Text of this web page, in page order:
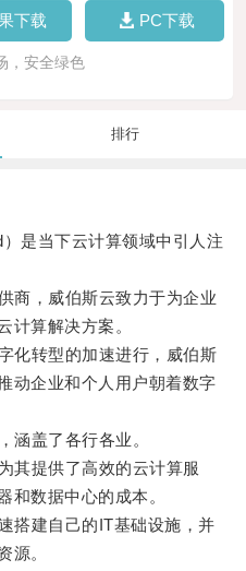
下载 PC下载
，安全绿色
排行
当下云计算领域中引人注
，威伯斯云致力于为企业
计算解决方案。
转型的加速进行，威伯斯
动企业和个人用户朝着数字
盖了各行各业。
提供了高效的云计算服
和数据中心的成本。
建自己的IT基础设施，并
源。